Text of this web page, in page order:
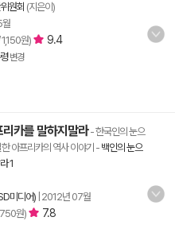
원회 (지은이)
원) 9.4
변경
카를 말하지말라- 한국인의 눈으
아프리카의 역사 이야기 - 백인의 눈으
1
미디어) 2012년 07월
원)
7.8